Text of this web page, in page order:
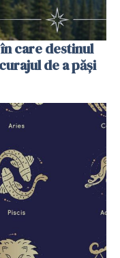
care destinul
de a păși